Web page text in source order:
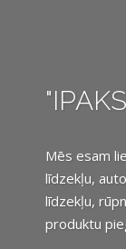
Mēs esam
līdzekļu,
līdzekļu,
produktu